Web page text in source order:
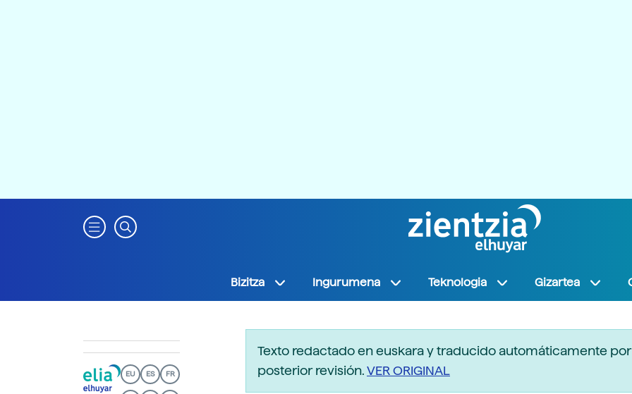
Bizitza Ingurumena Teknologia Gizartea
EU ES FR
Texto redactado en euskara y traducido automáticamente por
posterior revisión.VER ORIGINAL